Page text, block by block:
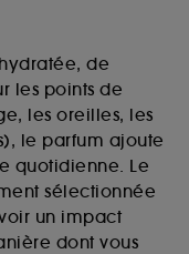
de
les points de
les oreilles, les
le parfum ajoute
quotidienne. Le
sélectionnée
un impact
dont vous
et les
cookies
de
que les
utilisés afin de
à votre
sur le site
et mot de